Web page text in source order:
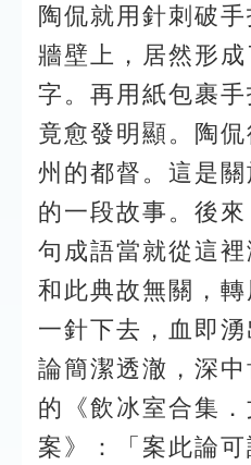
陶侃就用針刺破
牆壁上，居然形成
字。再用紙包裹
竟愈發明顯。陶
州的都督。這是關
的一段故事。後
句成語當就從這
和此典故無關，
一針下去，血即
論簡潔透澈，深
的《飲冰室合集
案》：「案此論